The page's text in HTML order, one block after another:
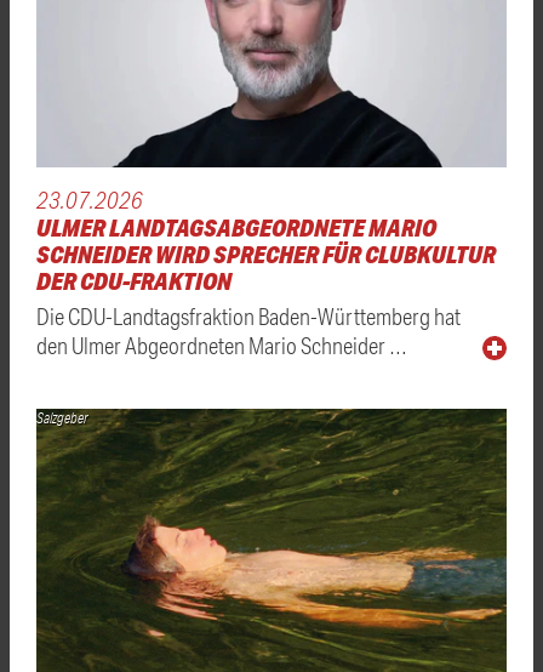
23.07.2026
ULMER LANDTAGSABGEORDNETE MARIO
SCHNEIDER WIRD SPRECHER FÜR CLUBKULTUR
DER CDU-FRAKTION
Die CDU-Landtagsfraktion Baden-Württemberg hat
den Ulmer Abgeordneten Mario Schneider …
Salzgeber